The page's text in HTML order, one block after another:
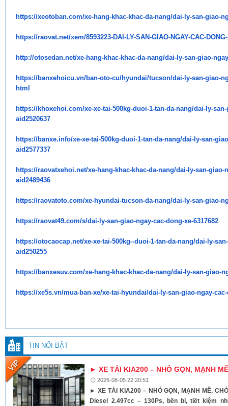
https://xeotoban.com/xe-hang-khac-khac-da-nang/dai-ly-san-giao-
https://raovat.net/xem/8593223-DAI-LY-SAN-GIAO-NGAY-CAC-
http://otosedan.net/xe-hang-khac-khac-da-nang/dai-ly-san-giao-
https://banxehoicu.vn/ban-oto-cu/hyundai/tucson/dai-ly-san-giao-
html
https://khoxehoi.com/xe-xe-tai-500kg-duoi-1-tan-da-nang/dai-ly-
aid2520637
https://banxe.info/xe-xe-tai-500kg-duoi-1-tan-da-nang/dai-ly-san-
aid2577337
https://raovatxehoi.net/xe-hang-khac-khac-da-nang/dai-ly-san-giao-
aid2489436
https://raovatoto.com/xe-hyundai-tucson-da-nang/dai-ly-san-giao-
https://raovat49.com/s/dai-ly-san-giao-ngay-cac-dong-xe-6317682
https://otocaocap.net/xe-xe-tai-500kg--duoi-1-tan-da-nang/dai-ly-
aid250255
https://banxesuv.com/xe-hang-khac-khac-da-nang/dai-ly-san-giao-
https://xe5s.vn/mua-ban-xe/xe-tai-hyundai/dai-ly-san-giao-ngay-
TIN NỔI BẬT
► XE TẢI KIA200 – NHỎ GỌN, MẠNH
2026-08-05 22:20:51
► XE TẢI KIA200 – NHỎ GỌN, MẠNH MẼ,
Diesel 2.497cc – 130Ps, bền bỉ, tiết kiệm